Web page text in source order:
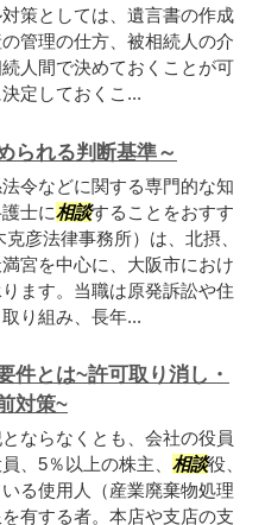
策としては、遺言書の作成
管理の仕方、被相続人の介
人間で決めておくことが可
定しておくこ...
られる判断基準～
令などに関する専門的な知
士に相談することをおすす
彦法律事務所）は、北摂、
宮を中心に、大阪市におけ
ます。当職は原発訴訟や住
り組み、長年...
件とは~許可取り消し・
対策~
ならなくとも、会社の役員
、5％以上の株主、 相談役、
る使用人（産業廃棄物処理
有する者。本店や支店の支